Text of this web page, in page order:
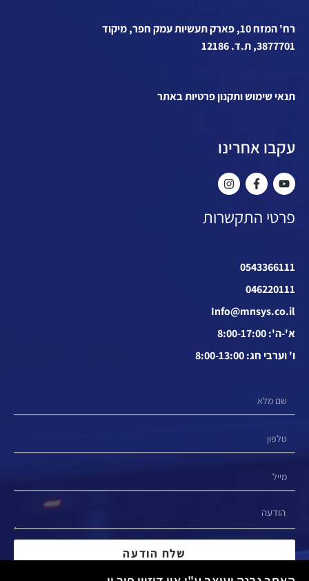
רח' המזח 10, פארק תעשיות עמק חפר, מיקוד
3877701, ת.ד. 12186
תנאי שימוש ותקנון פרטיות באתר
עקבו אחרינו
פרטי התקשרות
0543366111
046220111
Info@mnsys.co.il
א'-ה': 8:00-17:00
ו' וערבי חג: 8:00-13:00
שלח הודעה